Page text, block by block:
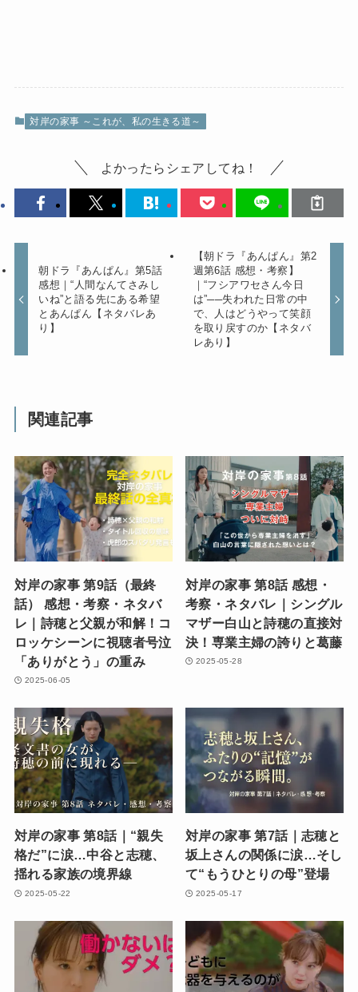
対岸の家事 ～これが、私の生きる道～
よかったらシェアしてね！
朝ドラ『あんぱん』第5話
感想｜“人間なんてさみし
いね”と語る先にある希望
とあんぱん【ネタバレあ
り】
【朝ドラ『あんぱん』第2
週第6話 感想・考察】
｜“フシアワセさん今日
は”──失われた日常の中
で、人はどうやって笑顔
を取り戻すのか【ネタバ
レあり】
関連記事
対岸の家事 第9話（最終
話） 感想・考察・ネタバ
レ｜詩穂と父親が和解！コ
ロッケシーンに視聴者号泣
「ありがとう」の重み
2025-06-05
対岸の家事 第8話 感想・
考察・ネタバレ｜シングル
マザー白山と詩穂の直接対
決！専業主婦の誇りと葛藤
2025-05-28
対岸の家事 第8話｜“親失
格だ”に涙…中谷と志穂、
揺れる家族の境界線
2025-05-22
対岸の家事 第7話｜志穂と
坂上さんの関係に涙…そし
て“もうひとりの母”登場
2025-05-17